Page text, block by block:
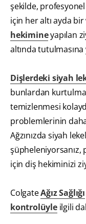
şekilde, profesyonel
için her altı ayda bir
hekimineyapılan
altında tutulmasına
Dişlerdeki siyah
bunlardan
temizlenmesi
problemlerinin
Ağzınızda siyah
şüpheleniyorsanız,
için diş hekiminizi
ColgateAğız Sağlığı
kontrolüyleilgili